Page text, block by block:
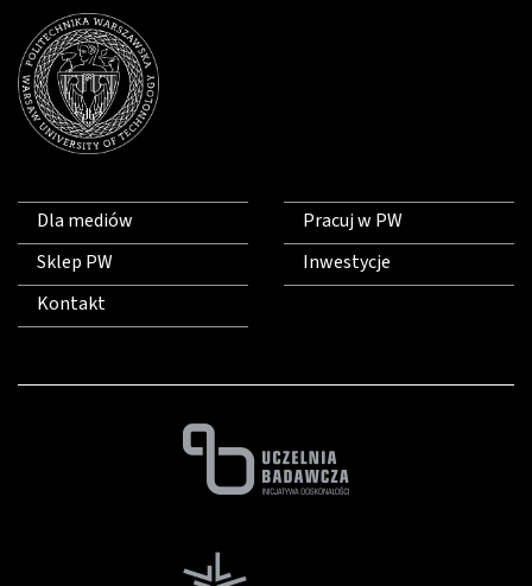
Dla mediów
Sklep PW
Kontakt
Pracuj w PW
Inwestycje